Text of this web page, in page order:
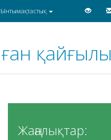
Ынтымақтастық
қайғылы
Жаңалықтар: